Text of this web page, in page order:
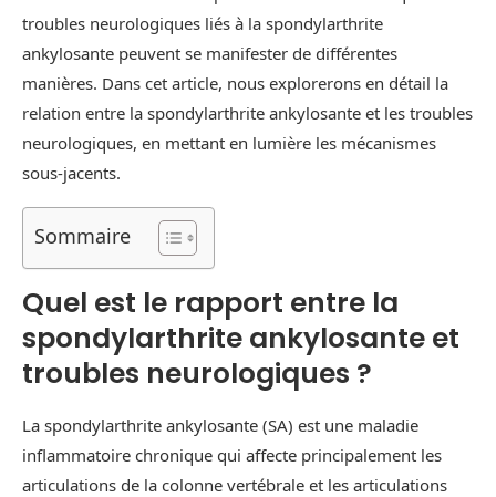
troubles neurologiques liés à la spondylarthrite
ankylosante peuvent se manifester de différentes
manières. Dans cet article, nous explorerons en détail la
relation entre la spondylarthrite ankylosante et les troubles
neurologiques, en mettant en lumière les mécanismes
sous-jacents.
Sommaire
Quel est le rapport entre la
spondylarthrite ankylosante et
troubles neurologiques ?
La spondylarthrite ankylosante (SA) est une maladie
inflammatoire chronique qui affecte principalement les
articulations de la colonne vertébrale et les articulations